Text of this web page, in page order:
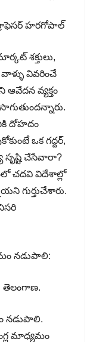
హరగోపాల్
శక్తులు,
వాళ్ళు వివరించే
ఆవేదన వ్యక్తం
దోహదం
ఒక గద్దర్,
చేసేవారా?
చదవి విదేశాల్లో
గుర్తుచేశారు.
నడుపాలి:
తెలంగాణ.
నడుపాలి.
మాధ్యమం